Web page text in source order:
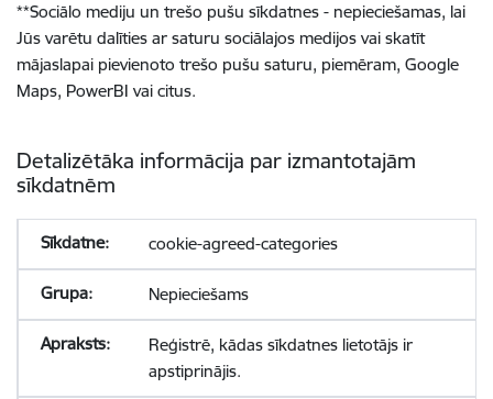
**Sociālo mediju un trešo pušu sīkdatnes - nepieciešamas, lai
Jūs varētu dalīties ar saturu sociālajos medijos vai skatīt
mājaslapai pievienoto trešo pušu saturu, piemēram, Google
Maps, PowerBI vai citus.
Detalizētāka informācija par izmantotajām
sīkdatnēm
cookie-agreed-categories
Nepieciešams
Reģistrē, kādas sīkdatnes lietotājs ir
apstiprinājis.